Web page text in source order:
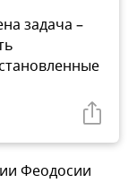
задача –
Феодосии